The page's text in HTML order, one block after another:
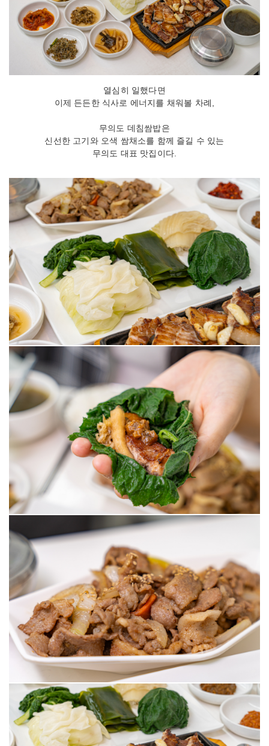
열심히 일했다면
이제 든든한 식사로 에너지를 채워볼 차례,
무의도 데침쌈밥은
신선한 고기와 오색 쌈채소를 함께 즐길 수 있는
무의도 대표 맛집이다.